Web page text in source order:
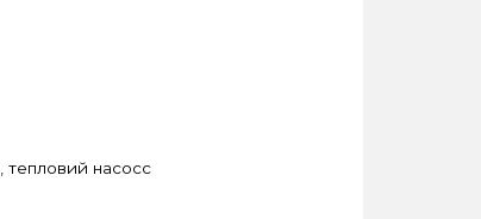
тепловий насосс